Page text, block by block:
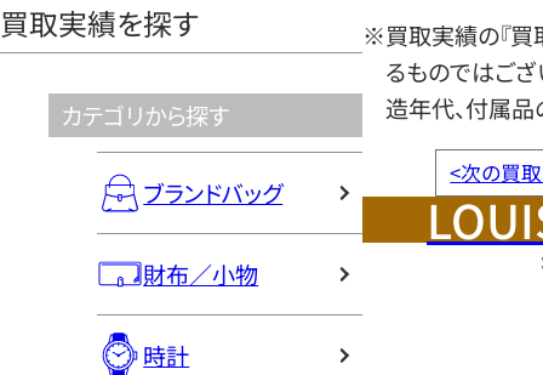
買取実績を探す
カテゴリから探す
ブランドバッグ
財布／小物
時計
※買取実績の『買
るものではござ
造年代、付属品
<次の買